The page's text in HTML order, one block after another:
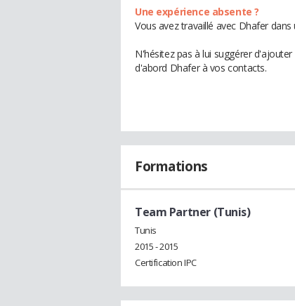
Une expérience absente ?
Vous avez travaillé avec Dhafer
N'hésitez pas à lui suggérer
d'abord Dhafer à vos contacts.
Formations
Team Partner (Tunis)
Tunis
2015 - 2015
Certification IPC